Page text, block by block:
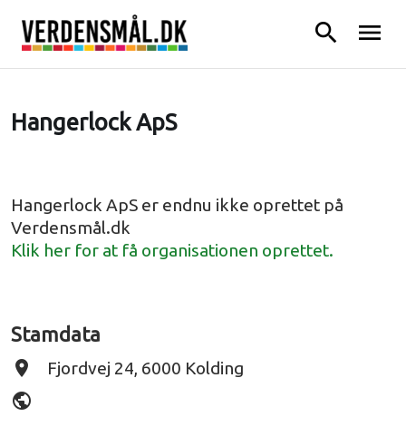
search menu
Hangerlock ApS
Hangerlock ApS er endnu ikke oprettet på
Verdensmål.dk
Klik her for at få organisationen oprettet.
Stamdata
place Fjordvej 24, 6000 Kolding
public